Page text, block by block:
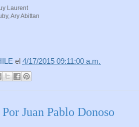
Laurent
Ary Abittan
el 4/17/2015 09:11:00 a.m.
Juan Pablo Donoso